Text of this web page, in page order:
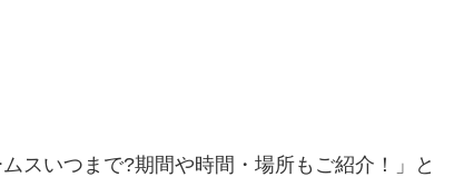
スいつまで?期間や時間・場所もご紹介！」と